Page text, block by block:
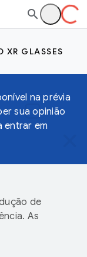
XR GLASSES
na prévia
sua opinião
entrar em
de
As